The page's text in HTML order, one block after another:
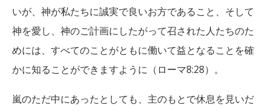
いが、神が私たちに誠実で良いお方であること、そして
神を愛し、神のご計画にしたがって召された人たちのた
めには、すべてのことがともに働いて益となることを確
かに知ることができますように（ローマ8:28）。
嵐のただ中にあったとしても、主のもとで休息を見いだ